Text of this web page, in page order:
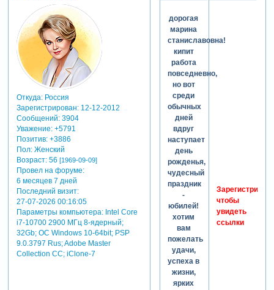
Откуда:Россия
Зарегистрирован: 12-12-2012
Сообщений:3904
Уважение: +5791
Позитив: +3886
Пол:Женский
Возраст:56 [1969-09-09]
Провел на форуме:
6 месяцев 7 дней
Последний визит:
27-07-2026 00:16:05
Параметры компьютера:Intel Core
i7-10700 2900 МГц 8-ядерный;
32Gb; ОС Windows 10-64bit; PSP
9.0.3797 Rus; Adobe Master
Collection СС; iClone-7
дорогая
марина
станиславовна!
кипит
работа
повседневно,
но вот
среди
обычных
дней
вдруг
наступает
день
рожденья,
чудесный
праздник
-
юбилей!
хотим
вам
пожелать
удачи,
успеха в
жизни,
ярких
чтобы
увидеть
ссылки